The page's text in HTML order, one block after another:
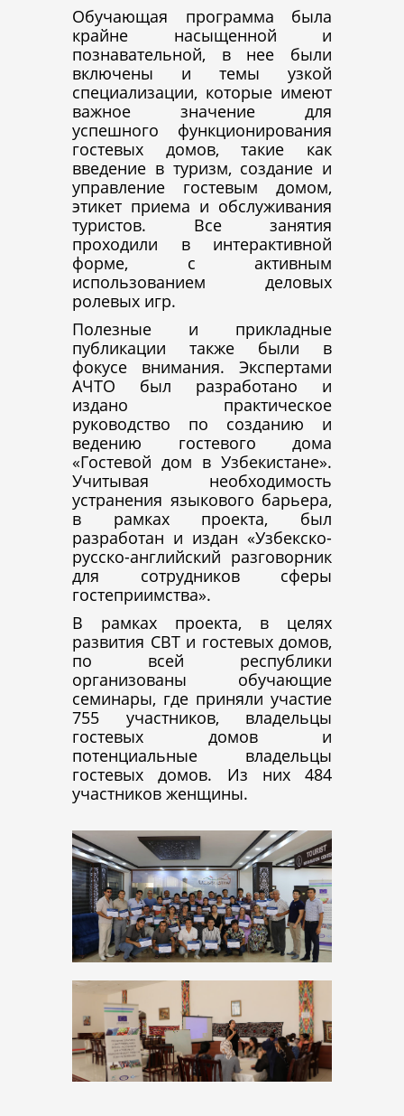
Обучающая программа была
крайне насыщенной и
познавательной, в нее были
включены и темы узкой
специализации, которые имеют
важное значение для
успешного функционирования
гостевых домов, такие как
введение в туризм, создание и
управление гостевым домом,
этикет приема и обслуживания
туристов. Все занятия
проходили в интерактивной
форме, с активным
использованием деловых
ролевых игр.
Полезные и прикладные
публикации также были в
фокусе внимания. Экспертами
АЧТО был разработано и
издано практическое
руководство по созданию и
ведению гостевого дома
«Гостевой дом в Узбекистане».
Учитывая необходимость
устранения языкового барьера,
в рамках проекта, был
разработан и издан «Узбекско-
русско-английский разговорник
для сотрудников сферы
гостеприимства».
В рамках проекта, в целях
развития СВТ и гостевых домов,
по всей республики
организованы обучающие
семинары, где приняли участие
755 участников, владельцы
гостевых домов и
потенциальные владельцы
гостевых домов. Из них 484
участников женщины.